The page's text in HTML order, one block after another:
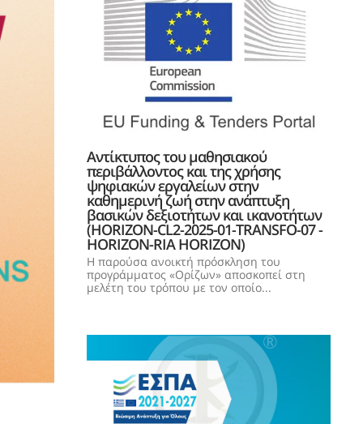
Αντίκτυπος του μαθησιακού
περιβάλλοντος και της χρήσης
ψηφιακών εργαλείων στην
καθημερινή ζωή στην ανάπτυξη
βασικών δεξιοτήτων και ικανοτήτων
(HORIZON-CL2-2025-01-TRANSFO-07 -
HORIZON-RIA HORIZON)
Η παρούσα ανοικτή πρόσκληση του
προγράμματος «Ορίζων» αποσκοπεί στη
μελέτη του τρόπου με τον οποίο...